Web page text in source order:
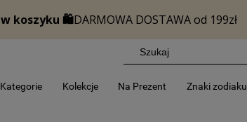
Kategorie Kolekcje Na Prezent Znaki zodiaku